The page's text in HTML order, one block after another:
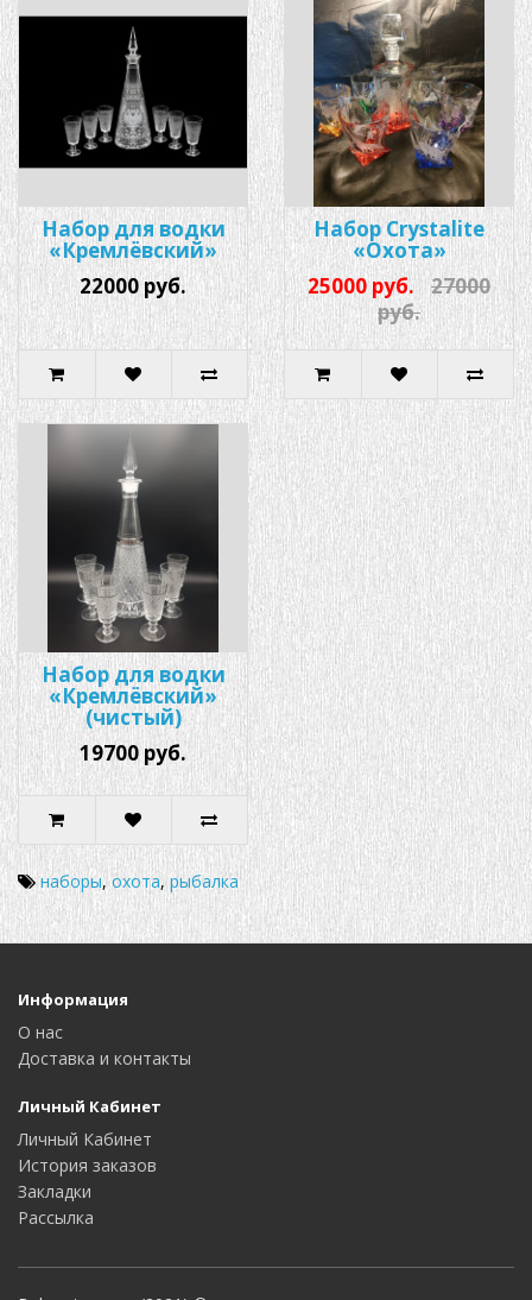
Набор для водки
«Кремлёвский»
22000 руб.
Набор Crystalite
«Охота»
25000 руб.
27000
руб.
Набор для водки
«Кремлёвский»
(чистый)
19700 руб.
наборы,охота, рыбалка
Информация
О нас
Доставка и контакты
Личный Кабинет
Личный Кабинет
История заказов
Закладки
Рассылка